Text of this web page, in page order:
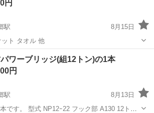
円
駅
8月15日
ト タオル 他
三郷駅 その他 ジャイアンツ
ワーブリッジ(組12トン)の1本
円
駅
8月13日
部 A130 12トン